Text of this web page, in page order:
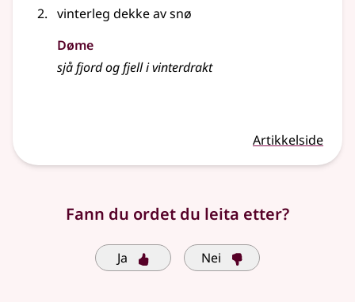
vinterleg dekke av snø
Døme
sjå fjord og fjell i vinterdrakt
Artikkelside
Fann du ordet du leita etter?
Ja Nei